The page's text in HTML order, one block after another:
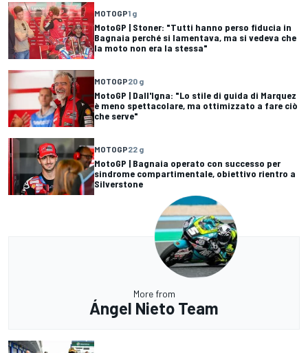
MOTOGP1 g
MotoGP | Stoner: "Tutti hanno perso fiducia in
Bagnaia perché si lamentava, ma si vedeva che
la moto non era la stessa"
MOTOGP20 g
MotoGP | Dall'Igna: "Lo stile di guida di Marquez
è meno spettacolare, ma ottimizzato a fare ciò
che serve"
MOTOGP22 g
MotoGP | Bagnaia operato con successo per
sindrome compartimentale, obiettivo rientro a
Silverstone
More from
Ángel Nieto Team